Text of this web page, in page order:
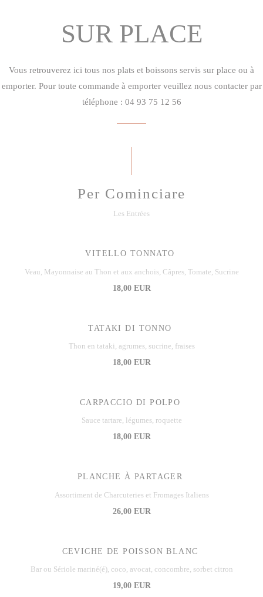
SUR PLACE
Vous retrouverez ici tous nos plats et boissons servis sur place ou à
emporter. Pour toute commande à emporter veuillez nous contacter par
téléphone : 04 93 75 12 56
Per Cominciare
Les Entrées
VITELLO TONNATO
Veau, Mayonnaise au Thon et aux anchois, Câpres, Tomate, Sucrine
18,00 EUR
TATAKI DI TONNO
Thon en tataki, agrumes, sucrine, fraises
18,00 EUR
CARPACCIO DI POLPO
Sauce tartare, légumes, roquette
18,00 EUR
PLANCHE À PARTAGER
Assortiment de Charcuteries et Fromages Italiens
26,00 EUR
CEVICHE DE POISSON BLANC
Bar ou Sériole mariné(é), coco, avocat, concombre, sorbet citron
19,00 EUR